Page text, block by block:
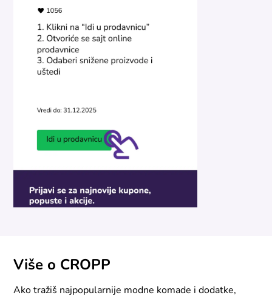
Više o CROPP
Ako tražiš najpopularnije modne komade i dodatke,